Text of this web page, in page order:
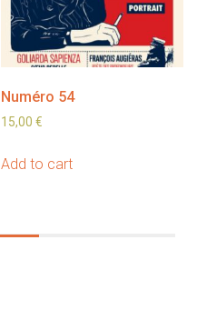
Numéro 54
15,00€
Add to cart